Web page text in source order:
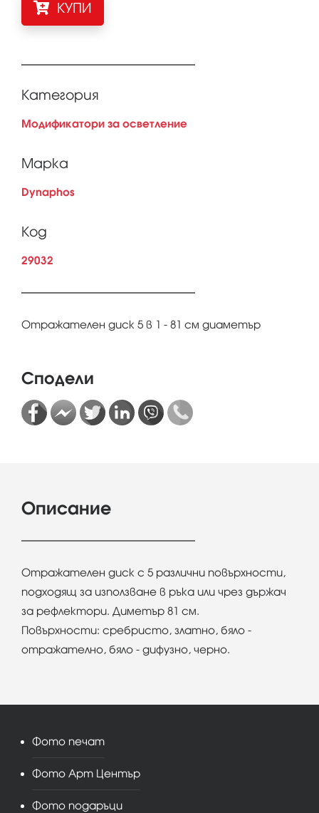
КУПИ
Категория
Модификатори за осветление
Марка
Dynaphos
Код
29032
Отражателен диск 5 в 1 - 81 см диаметър
Сподели
Описание
Отражателен диск с 5 различни повърхности,
подходящ за използване в ръка или чрез държач
за рефлектори. Диметър 81 см.
Повърхности: сребристо, златно, бяло -
отражателно, бяло - дифузно, черно.
Фото печат
Фото Арт Център
Фото подаръци